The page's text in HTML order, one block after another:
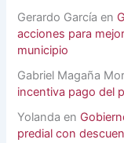
Gerardo García en
acciones para
municipio
Gabriel Magaña
incentiva pago del
Yolanda en
predial con